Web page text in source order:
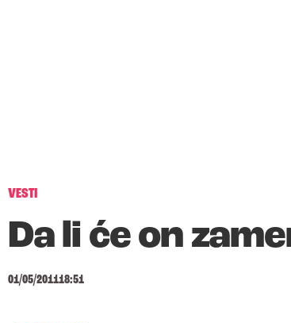
VESTI
Da li će on
01/05/201118:51